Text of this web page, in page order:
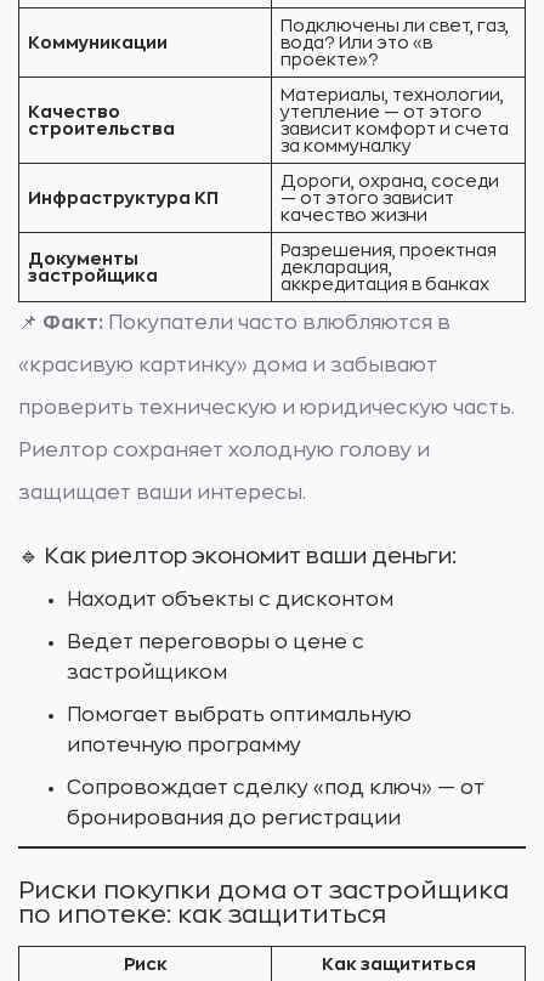
Коммуникации
Подключены ли свет, газ,
вода? Или это «в
проекте»?
Качество
строительства
Материалы, технологии,
утепление — от этого
зависит комфорт и счета
за коммуналку
Инфраструктура КП
Дороги, охрана, соседи
— от этого зависит
качество жизни
Документы
застройщика
Разрешения, проектная
декларация,
аккредитация в банках
📌 Факт: Покупатели часто влюбляются в
«красивую картинку» дома и забывают
проверить техническую и юридическую часть.
Риелтор сохраняет холодную голову и
защищает ваши интересы.
🔹 Как риелтор экономит ваши деньги:
Находит объекты с дисконтом
Ведет переговоры о цене с
застройщиком
Помогает выбрать оптимальную
ипотечную программу
Сопровождает сделку «под ключ» — от
бронирования до регистрации
Риски покупки дома от застройщика
по ипотеке: как защититься
Риск Как защититься